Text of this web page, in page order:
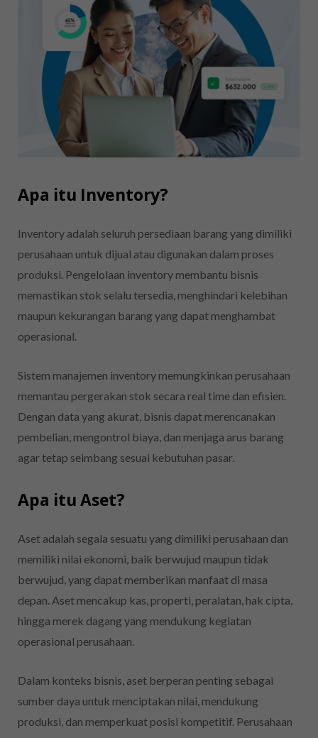
Apa itu Inventory?
Inventory adalah seluruh persediaan barang yang dimiliki
perusahaan untuk dijual atau digunakan dalam proses
produksi. Pengelolaan inventory membantu bisnis
memastikan stok selalu tersedia, menghindari kelebihan
maupun kekurangan barang yang dapat menghambat
operasional.
Sistem manajemen inventory memungkinkan perusahaan
memantau pergerakan stok secara real time dan efisien.
Dengan data yang akurat, bisnis dapat merencanakan
pembelian, mengontrol biaya, dan menjaga arus barang
agar tetap seimbang sesuai kebutuhan pasar.
Apa itu Aset?
Aset adalah segala sesuatu yang dimiliki perusahaan dan
memiliki nilai ekonomi, baik berwujud maupun tidak
berwujud, yang dapat memberikan manfaat di masa
depan. Aset mencakup kas, properti, peralatan, hak cipta,
hingga merek dagang yang mendukung kegiatan
operasional perusahaan.
Dalam konteks bisnis, aset berperan penting sebagai
sumber daya untuk menciptakan nilai, mendukung
produksi, dan memperkuat posisi kompetitif. Perusahaan